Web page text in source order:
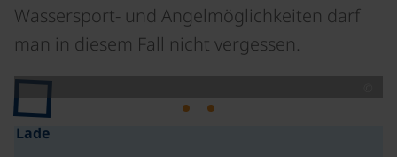
Wassersport- und Angelmöglichkeiten darf
man in diesem Fall nicht vergessen.
Lade